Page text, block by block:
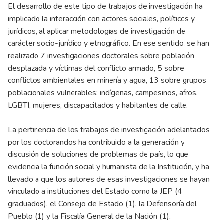
El desarrollo de este tipo de trabajos de investigación ha
implicado la interacción con actores sociales, políticos y
jurídicos, al aplicar metodologías de investigación de
carácter socio-jurídico y etnográfico. En ese sentido, se han
realizado 7 investigaciones doctorales sobre población
desplazada y víctimas del conflicto armado, 5 sobre
conflictos ambientales en minería y agua, 13 sobre grupos
poblacionales vulnerables: indígenas, campesinos, afros,
LGBTI, mujeres, discapacitados y habitantes de calle.
La pertinencia de los trabajos de investigación adelantados
por los doctorandos ha contribuido a la generación y
discusión de soluciones de problemas de país, lo que
evidencia la función social y humanista de la Institución, y ha
llevado a que los autores de esas investigaciones se hayan
vinculado a instituciones del Estado como la JEP (4
graduados), el Consejo de Estado (1), la Defensoría del
Pueblo (1) y la Fiscalía General de la Nación (1).